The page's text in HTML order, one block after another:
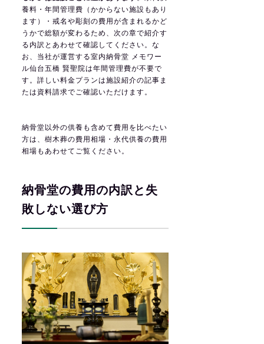
養料・年間管理費（かからない施設もあり
ます）・戒名や彫刻の費用が含まれるかど
うかで総額が変わるため、次の章で紹介す
る内訳とあわせて確認してください。な
お、当社が運営する室内納骨堂 メモワー
ル仙台五橋 賢聖院は年間管理費が不要で
す。詳しい料金プランは施設紹介の記事 ま
たは資料請求でご確認いただけます。
納骨堂以外の供養も含めて費用を比べたい
方は、樹木葬の費用相場 ・ 永代供養の費用
相場 もあわせてご覧ください。
納骨堂の費用の内訳と失
敗しない選び方